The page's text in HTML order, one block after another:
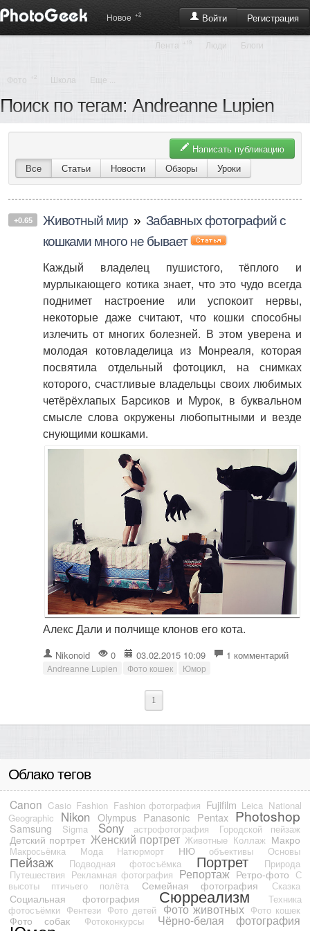
Войти Регистрация
Новое +2
Лента +19 Люди Блоги
Фото Школа Еще ...
Поиск по тегам: Andreanne Lupien
Написать публикацию
Все
Статьи Новости Обзоры Уроки
+0.65 Животный мир » Забавных фотографий c
кошками много не бывает
Каждый владелец пушистого, тёплого и
мурлыкающего котика знает, что это чудо всегда
поднимет настроение или успокоит нервы,
некоторые даже считают, что кошки способны
излечить от многих болезней. В этом уверена и
молодая котовладелица из Монреаля, которая
посвятила отдельный фотоцикл, на снимках
которого, счастливые владельцы своих любимых
четёрёхлапых Барсиков и Мурок, в буквальном
смысле слова окружены любопытными и везде
снующими кошками.
Алекс Дали и полчище клонов его кота.
Nikonoid 0 03.02.2015 10:09 1 комментарий
Andreanne Lupien Фото кошек Юмор
1
Облако тегов
Canon Casio Fashion Fashion фотография Fujifilm Leica National
Geographic
Nikon Olympus Panasonic Pentax Photoshop
Samsung Sigma Sony астрофотография Городской пейзаж
Детский портрет Женский портрет Животные Коллаж Макро
Макросьёмка Мода Натюрморт НЮ объективы Основы
Пейзаж Подводная фотосъёмка Портрет
Природа
Путешествия Рекламная фотография Репортаж Ретро-фото С
высоты птичьего полёта
Семейная фотография Сказка
Социальная фотография Сюрреализм
Техника
фотосъёмки Фентези Фото детей Фото животных Фото кошек
Фото собак Фотоконкурсы Чёрно-белая фотография